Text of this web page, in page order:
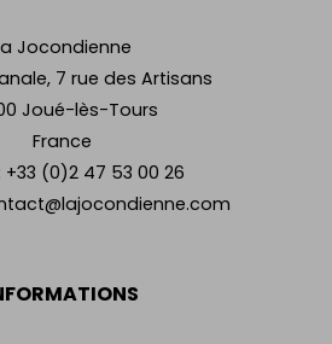
Jocondienne
7 rue des Artisans
Joué-lès-Tours
France
+33 (0)2 47 53 00 26